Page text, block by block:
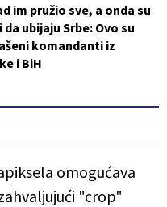
im pružio sve, a onda su
ubijaju Srbe: Ovo su
komandanti iz
i BiH
omogućava
"crop"